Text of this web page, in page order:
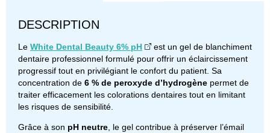
DESCRIPTION
Le White Dental Beauty 6% pH
est un gel de blanchiment
dentaire professionnel formulé pour offrir un éclaircissement
progressif tout en privilégiant le confort du patient. Sa
concentration de 6 % de peroxyde d’hydrogène permet de
traiter efficacement les colorations dentaires tout en limitant
les risques de sensibilité.
Grâce à son pH neutre, le gel contribue à préserver l’émail